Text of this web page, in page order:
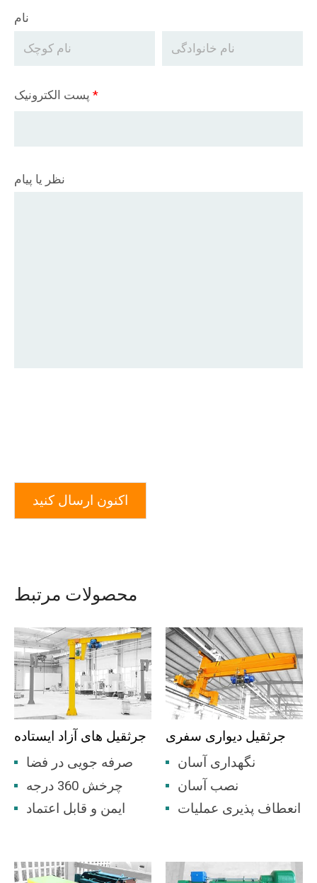
نام
پست الکترونیک*
نظر یا پیام
اکنون ارسال کنید
محصولات مرتبط
جرثقیل های آزاد ایستاده
صرفه جویی در فضا
چرخش 360 درجه
ایمن و قابل اعتماد
جرثقیل دیواری سفری
نگهداری آسان
نصب آسان
انعطاف پذیری عملیات